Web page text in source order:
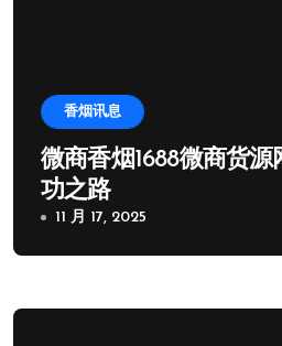
香烟讯息
微商香烟1688微商货
功之路
11 月 17, 2025